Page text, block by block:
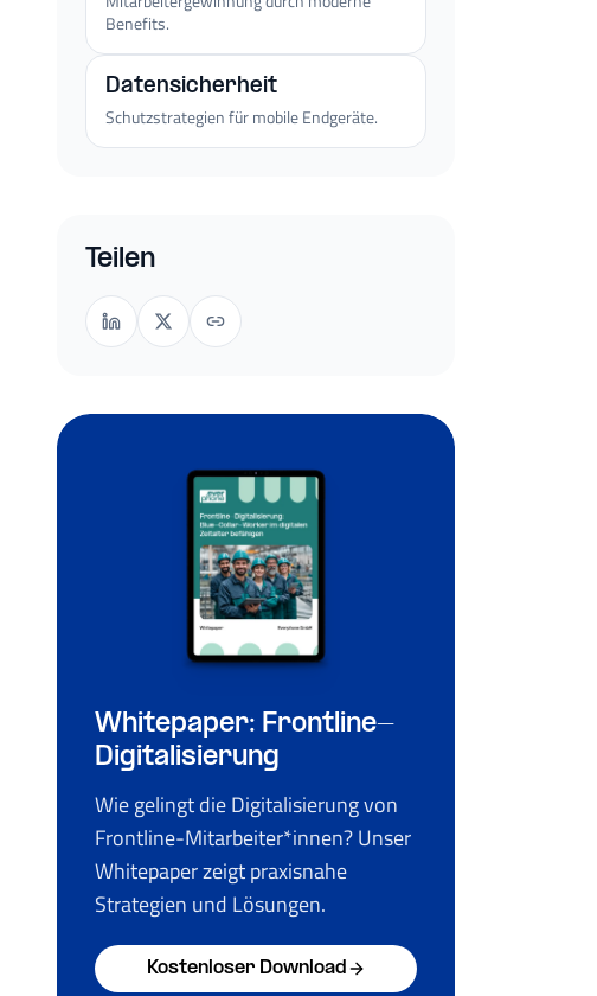
Benefits.
Datensicherheit
Schutzstrategien für mobile Endgeräte.
Teilen
Whitepaper: Frontline-
Digitalisierung
Wie gelingt die Digitalisierung von
Frontline-Mitarbeiter*innen? Unser
Whitepaper zeigt praxisnahe
Strategien und Lösungen.
Kostenloser Download